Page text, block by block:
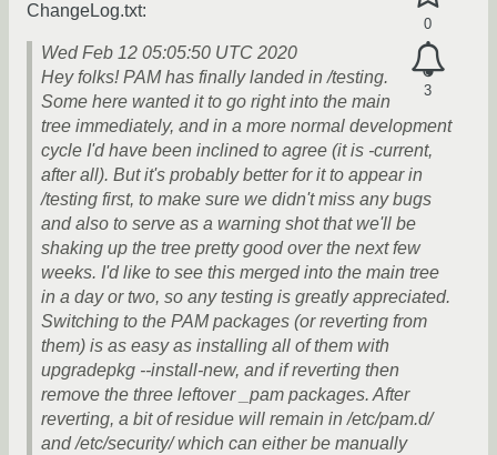
0
3
ChangeLog.txt:
Wed Feb 12 05:05:50 UTC 2020
Hey folks! PAM has finally landed in /testing.
Some here wanted it to go right into the main
tree immediately, and in a more normal development
cycle I'd have been inclined to agree (it is -current,
after all). But it's probably better for it to appear in
/testing first, to make sure we didn't miss any bugs
and also to serve as a warning shot that we'll be
shaking up the tree pretty good over the next few
weeks. I'd like to see this merged into the main tree
in a day or two, so any testing is greatly appreciated.
Switching to the PAM packages (or reverting from
them) is as easy as installing all of them with
upgradepkg --install-new, and if reverting then
remove the three leftover _pam packages. After
reverting, a bit of residue will remain in /etc/pam.d/
and /etc/security/ which can either be manually